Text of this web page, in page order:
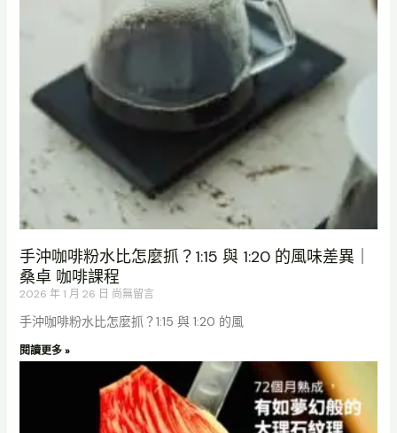
手沖咖啡粉水比怎麼抓？1:15 與 1:20 的風味差異｜
桑卓 咖啡課程
2026 年 1 月 26 日 尚無留言
手沖咖啡粉水比怎麼抓？1:15 與 1:20 的風
閱讀更多 »